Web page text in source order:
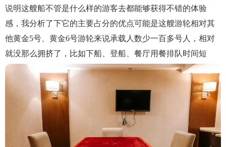
说明这艘船不管是什么样的游客去都能够获得不错的体验
感，我分析了下它的主要占分的优点可能是这艘游轮相对其
他黄金5号、黄金6号游轮来说承载人数少一百多号人，相对
就没那么拥挤了，比如下船、登船、餐厅用餐排队时间短